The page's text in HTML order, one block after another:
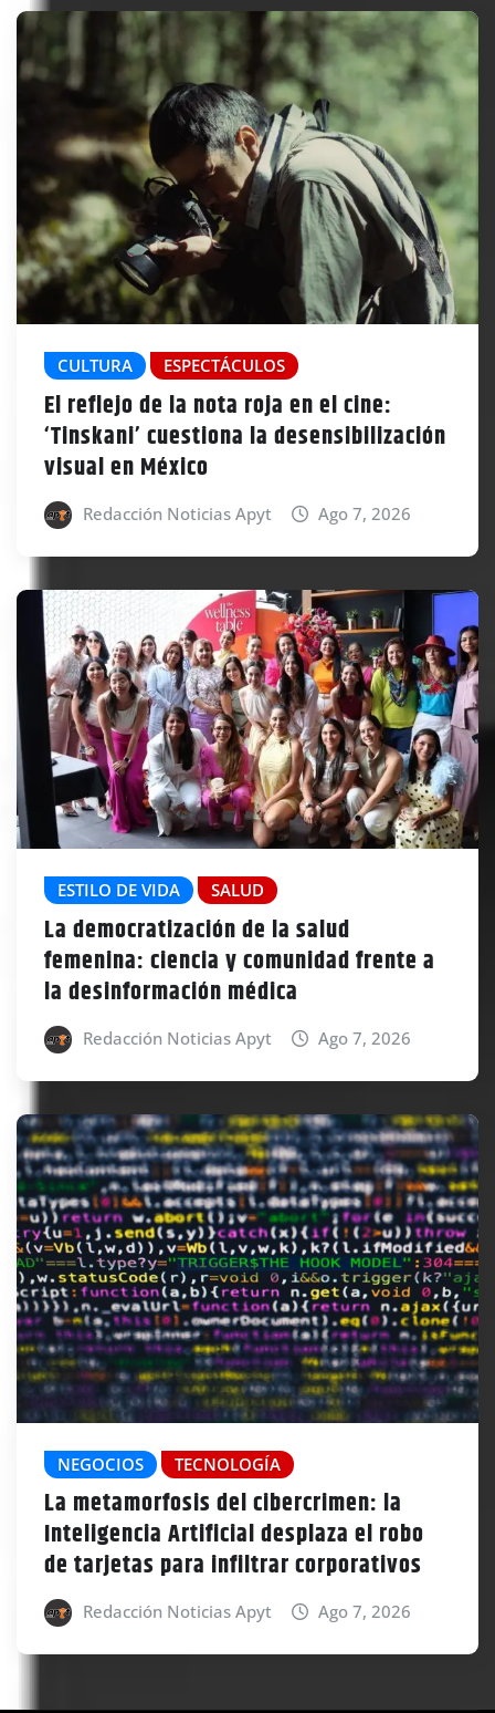
CULTURA ESPECTÁCULOS
El reflejo de la nota roja en el cine:
‘Tinskani’ cuestiona la desensibilización
visual en México
Redacción Noticias Apyt Ago 7, 2026
ESTILO DE VIDA SALUD
La democratización de la salud
femenina: ciencia y comunidad frente a
la desinformación médica
Redacción Noticias Apyt Ago 7, 2026
NEGOCIOS TECNOLOGÍA
La metamorfosis del cibercrimen: la
Inteligencia Artificial desplaza el robo
de tarjetas para infiltrar corporativos
Redacción Noticias Apyt Ago 7, 2026